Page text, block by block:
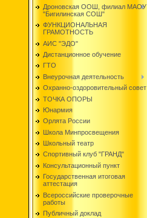
Дроновская ООШ, филиал МАОУ
"Бигилинская СОШ"
ФУНКЦИОНАЛЬНАЯ
ГРАМОТНОСТЬ
АИС "ЭДО"
Дистанционное обучение
ГТО
Внеурочная деятельность
Охранно-оздоровительный совет
ТОЧКА ОПОРЫ
Юнармия
Орлята России
Школа Минпросвещения
Школьный театр
Спортивный клуб "ГРАНД"
Консультационный пункт
Государственная итоговая
аттестация
Всероссийские проверочные
работы
Публичный доклад